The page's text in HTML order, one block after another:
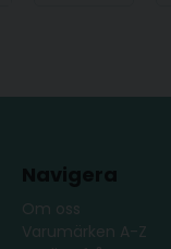
Om oss
Varumärken A-Z